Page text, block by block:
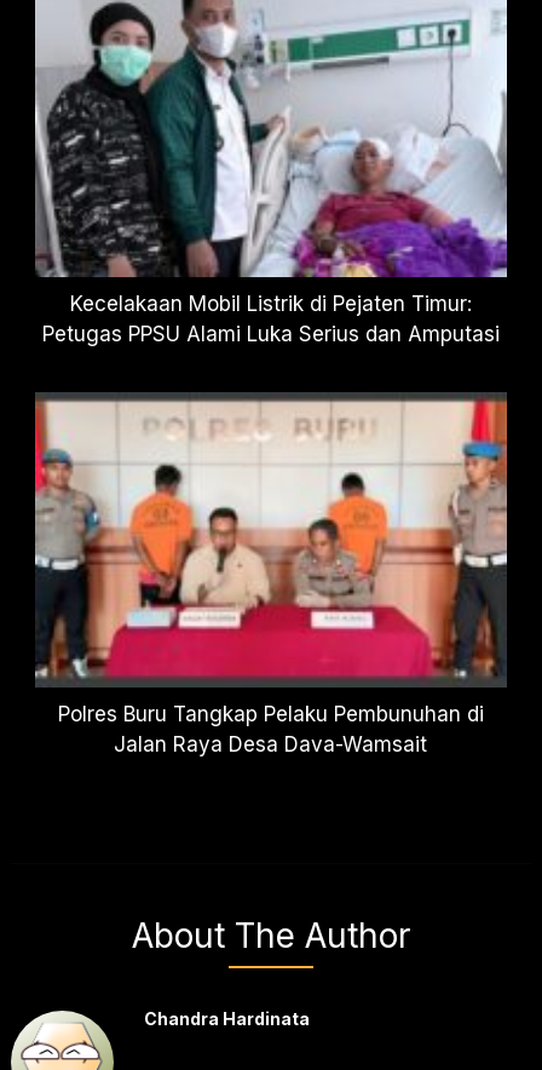
Kecelakaan Mobil Listrik di Pejaten Timur:
Petugas PPSU Alami Luka Serius dan Amputasi
Polres Buru Tangkap Pelaku Pembunuhan di
Jalan Raya Desa Dava-Wamsait
About The Author
Chandra Hardinata